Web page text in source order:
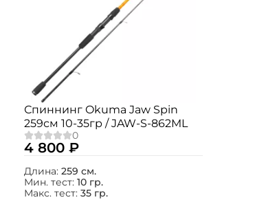
Спиннинг Okuma Jaw Spin
259см 10-35гр / JAW-S-862ML
4 800 ₽
Длина: 259 см.
Мин. тест: 10 гр.
Макс. тест: 35 гр.